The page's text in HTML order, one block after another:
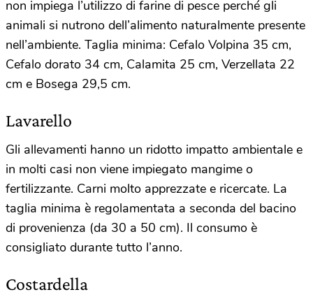
non impiega l’utilizzo di farine di pesce perché gli
animali si nutrono dell’alimento naturalmente presente
nell’ambiente. Taglia minima: Cefalo Volpina 35 cm,
Cefalo dorato 34 cm, Calamita 25 cm, Verzellata 22
cm e Bosega 29,5 cm.
Lavarello
Gli allevamenti hanno un ridotto impatto ambientale e
in molti casi non viene impiegato mangime o
fertilizzante. Carni molto apprezzate e ricercate. La
taglia minima è regolamentata a seconda del bacino
di provenienza (da 30 a 50 cm). Il consumo è
consigliato durante tutto l’anno.
Costardella